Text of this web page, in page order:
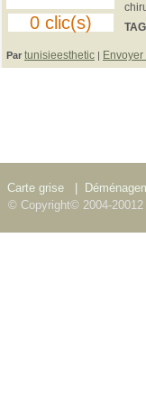
0 clic(s)
Par tunisieesthetic |
Carte grise
© Copyright© 2004-